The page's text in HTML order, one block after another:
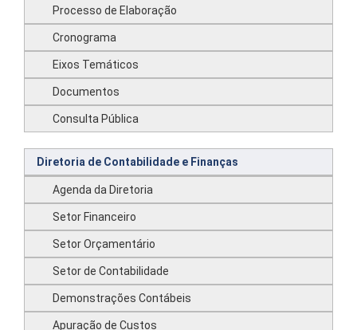
Processo de Elaboração
Cronograma
Eixos Temáticos
Documentos
Consulta Pública
Diretoria de Contabilidade e Finanças
Agenda da Diretoria
Setor Financeiro
Setor Orçamentário
Setor de Contabilidade
Demonstrações Contábeis
Apuração de Custos